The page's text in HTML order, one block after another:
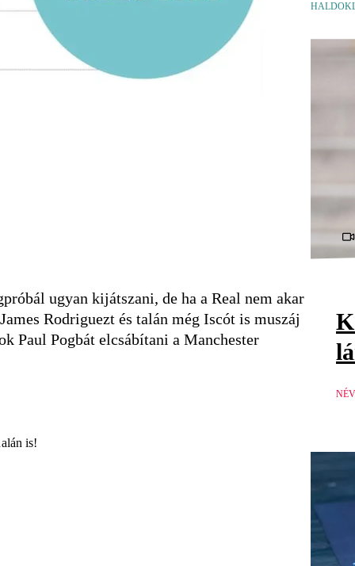
ugyan kijátszani, de ha a Real nem akar
Rodriguezt és talán még Iscót is muszáj
Paul Pogbát elcsábítani a Manchester
is!